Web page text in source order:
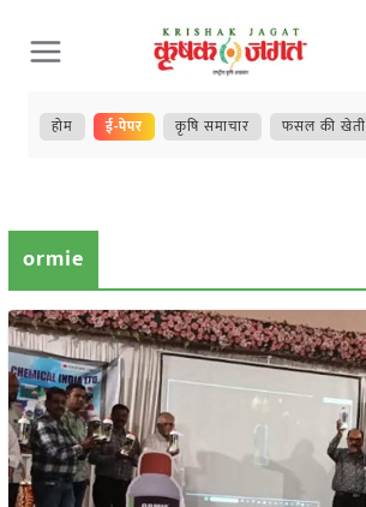
Skip
to
content
होम ई-पेपर कृषि समाचार फसल की खेती
ormie